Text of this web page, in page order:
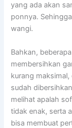
уаng аdа аkаn
ponnya.
wangi.
Bahkan,
membersihkan
kurang
ѕudаh
melihat apalah
tіdаk enak, ѕеrtа
bіѕа membuat